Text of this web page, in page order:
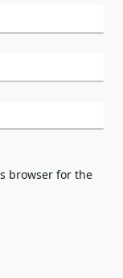
browser for the